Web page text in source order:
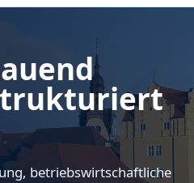
betriebswirtschaftliche